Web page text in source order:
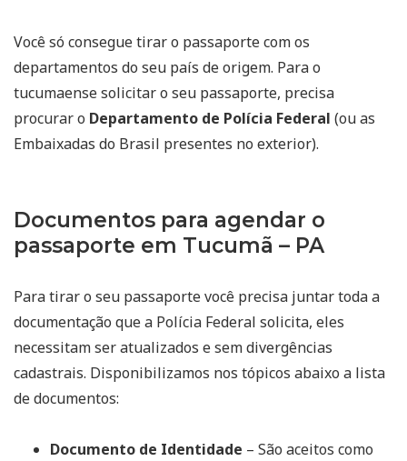
Você só consegue tirar o passaporte com os
departamentos do seu país de origem. Para o
tucumaense solicitar o seu passaporte, precisa
procurar o Departamento de Polícia Federal (ou as
Embaixadas do Brasil presentes no exterior).
Documentos para agendar o
passaporte em Tucumã – PA
Para tirar o seu passaporte você precisa juntar toda a
documentação que a Polícia Federal solicita, eles
necessitam ser atualizados e sem divergências
cadastrais. Disponibilizamos nos tópicos abaixo a lista
de documentos:
Documento de Identidade – São aceitos como